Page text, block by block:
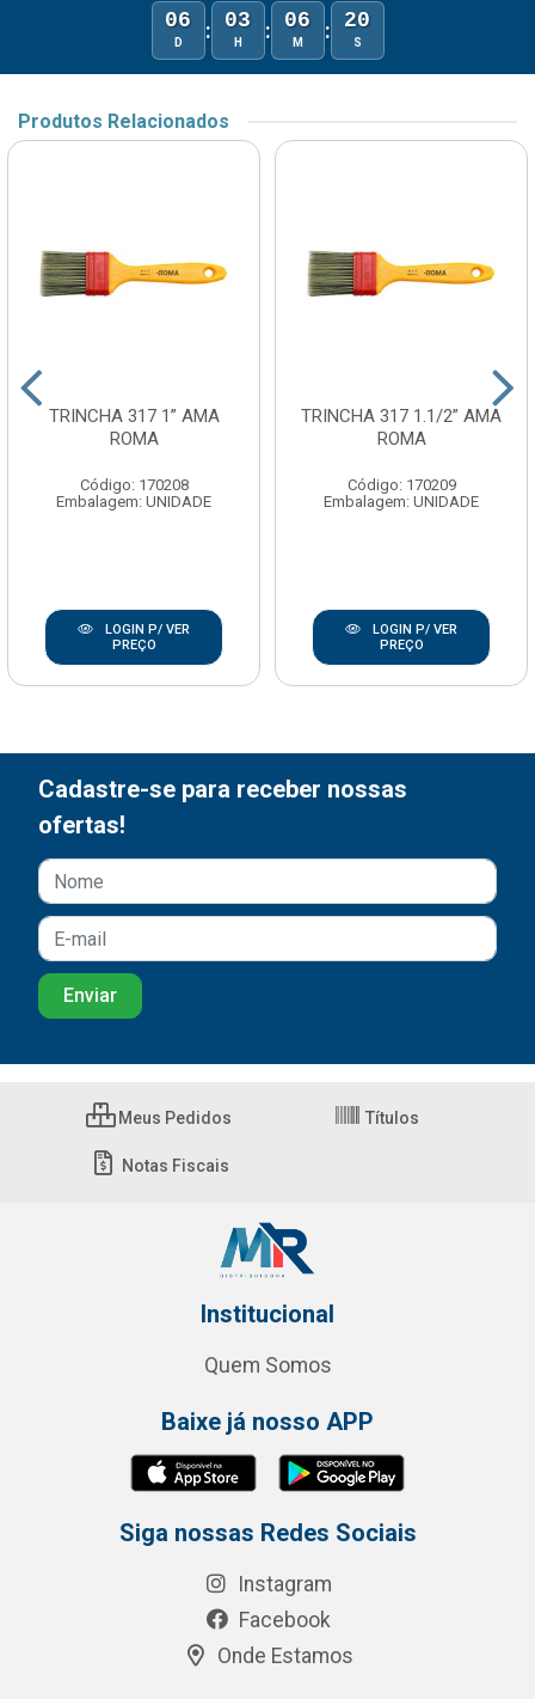
06
D : 03
H : 06
M : 20
S
Produtos Relacionados
TRINCHA 317 1” AMA
ROMA
Código: 170208
Embalagem: UNIDADE
LOGIN P/ VER
PREÇO
TRINCHA 317 1.1/2” AMA
ROMA
Código: 170209
Embalagem: UNIDADE
LOGIN P/ VER
PREÇO
Cadastre-se para receber nossas
ofertas!
Meus Pedidos Títulos
Notas Fiscais
Institucional
Quem Somos
Baixe já nosso APP
Siga nossas Redes Sociais
Instagram
Facebook
Onde Estamos